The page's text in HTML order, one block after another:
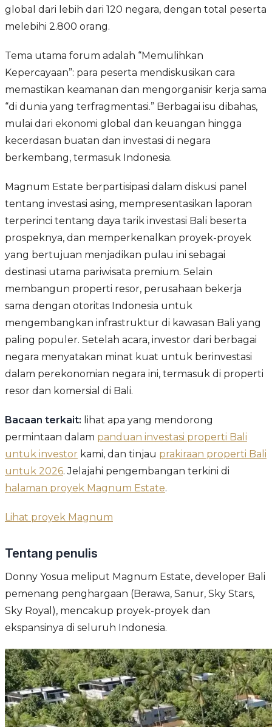
global dari lebih dari 120 negara, dengan total peserta
melebihi 2.800 orang.
Tema utama forum adalah “Memulihkan
Kepercayaan”: para peserta mendiskusikan cara
memastikan keamanan dan mengorganisir kerja sama
“di dunia yang terfragmentasi.” Berbagai isu dibahas,
mulai dari ekonomi global dan keuangan hingga
kecerdasan buatan dan investasi di negara
berkembang, termasuk Indonesia.
Magnum Estate berpartisipasi dalam diskusi panel
tentang investasi asing, mempresentasikan laporan
terperinci tentang daya tarik investasi Bali beserta
prospeknya, dan memperkenalkan proyek-proyek
yang bertujuan menjadikan pulau ini sebagai
destinasi utama pariwisata premium. Selain
membangun properti resor, perusahaan bekerja
sama dengan otoritas Indonesia untuk
mengembangkan infrastruktur di kawasan Bali yang
paling populer. Setelah acara, investor dari berbagai
negara menyatakan minat kuat untuk berinvestasi
dalam perekonomian negara ini, termasuk di properti
resor dan komersial di Bali.
Bacaan terkait: lihat apa yang mendorong
permintaan dalam panduan investasi properti Bali
untuk investor kami, dan tinjau prakiraan properti Bali
untuk 2026. Jelajahi pengembangan terkini di
halaman proyek Magnum Estate.
Lihat proyek Magnum
Tentang penulis
Donny Yosua meliput Magnum Estate, developer Bali
pemenang penghargaan (Berawa, Sanur, Sky Stars,
Sky Royal), mencakup proyek-proyek dan
ekspansinya di seluruh Indonesia.